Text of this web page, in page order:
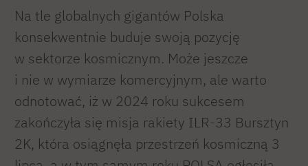
Na tle globalnych gigantów Polska
konsekwentnie buduje swoją pozycję
w sektorze kosmicznym. Może jeszcze
i nie w wymiarze komercyjnym, ale warto
odnotować, iż w 2024 roku sukcesem
zakończyła się misja rakiety ILR-33 Bursztyn
2K, która osiągnęła przestrzeń kosmiczną 3